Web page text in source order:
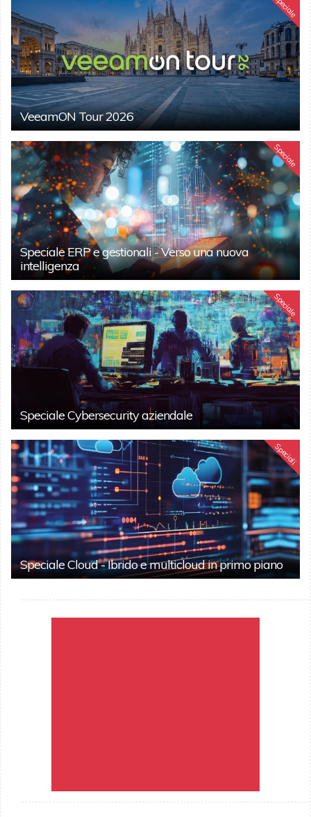
Speciale
VeeamON Tour 2026
Speciale
Speciale ERP e gestionali - Verso una nuova
intelligenza
Speciale
Speciale Cybersecurity aziendale
Speciali
Speciale Cloud - Ibrido e multicloud in primo piano